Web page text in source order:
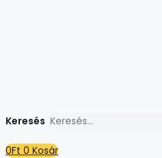
Keresés
0Ft 0 Kosár